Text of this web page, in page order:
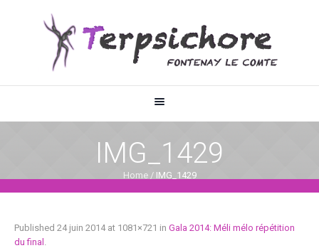
IMG_1429
Home / IMG_1429
Published 24 juin 2014at 1081×721 in Gala 2014: Méli mélo répétition
du final .